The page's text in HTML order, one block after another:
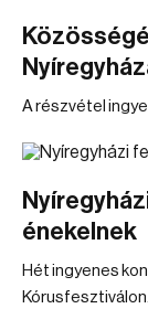
A részvétel
énekelnek
Hét ingyenes
Kórusfesztiválon.